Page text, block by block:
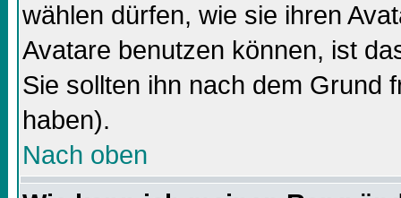
wählen dürfen, wie sie ihren
Avatare benutzen können, ist
Sie sollten ihn nach dem Grund
haben).
Nach oben